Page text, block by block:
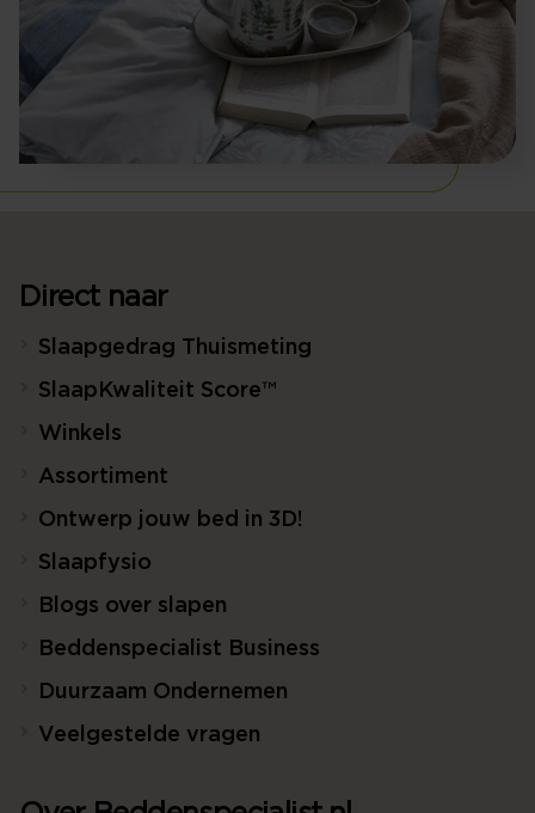
Direct naar
Slaapgedrag Thuismeting
SlaapKwaliteit Score™
Winkels
Assortiment
Ontwerp jouw bed in 3D!
Slaapfysio
Blogs over slapen
Beddenspecialist Business
Duurzaam Ondernemen
Veelgestelde vragen